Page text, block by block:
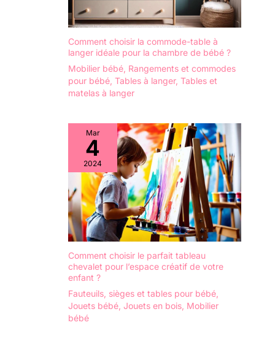
apprécié des enfants,
rendant chaque sortie plus
amusante.
Comment choisir la commode-table à
langer idéale pour la chambre de bébé ?
Mobilier bébé Rangements et commodes
pour bébé Tables à langer, Tables et
matelas à langer
Mar
4
2024
Comment choisir le parfait tableau
chevalet pour l’espace créatif de votre
enfant ?
Fauteuils, sièges et tables pour bébé
Jouets bébé Jouets en bois Mobilier
bébé